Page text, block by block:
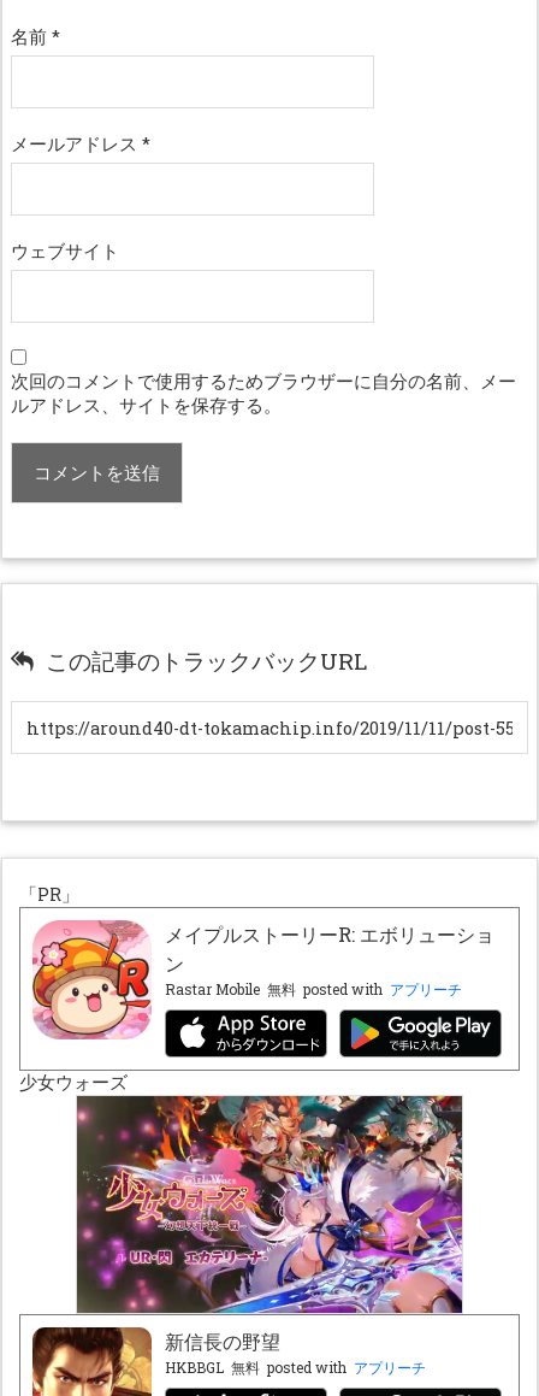
名前 *
メールアドレス *
ウェブサイト
次回のコメントで使用するためブラウザーに自分の名前、メー
ルアドレス、サイトを保存する。
この記事のトラックバックURL
「PR」
メイプルストーリーR: エボリューショ
ン
Rastar Mobile 無料 posted with アプリーチ
少女ウォーズ
新信長の野望
HKBBGL 無料 posted with アプリーチ